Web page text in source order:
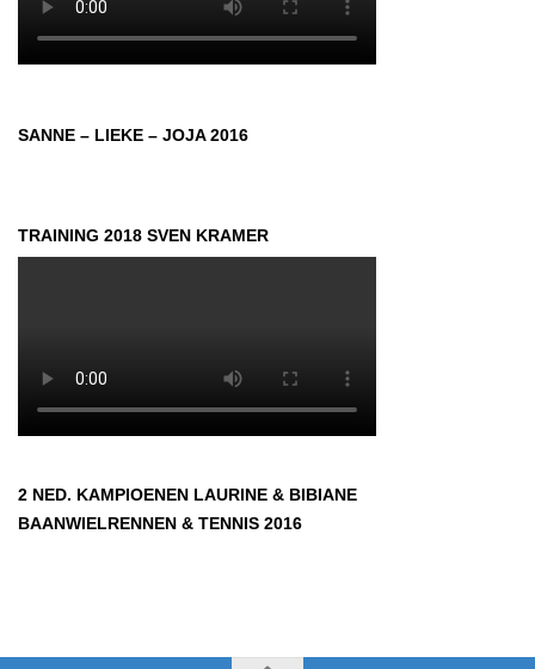
SANNE – LIEKE – JOJA 2016
TRAINING 2018 SVEN KRAMER
2 NED. KAMPIOENEN LAURINE & BIBIANE
BAANWIELRENNEN & TENNIS 2016